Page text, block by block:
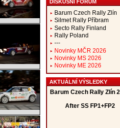
DISKUSNÍ FÓRUM
Barum Czech Rally Zlín
Silmet Rally Příbram
Secto Rally Finland
Rally Poland
---
Novinky MČR 2026
Novinky MS 2026
Novinky ME 2026
AKTUÁLNÍ VÝSLEDKY